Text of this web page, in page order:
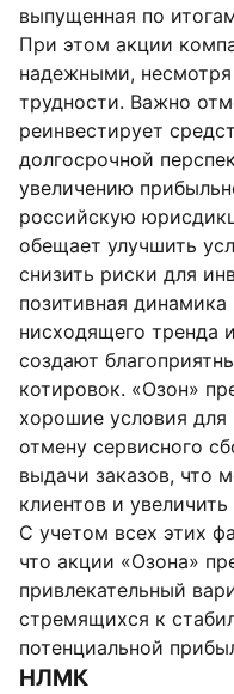
выпущенная по
При этом акции
надежными,
трудности. Важно
реинвестирует
долгосрочной
увеличению
российскую
обещает улучшить
снизить риски для
позитивная
нисходящего тренда
создают
котировок. «Озон»
хорошие условия для
отмену сервисного
выдачи заказов, что
клиентов и
С учетом всех этих
что акции «Озона»
привлекательный
стремящихся к
потенциальной
НЛМК